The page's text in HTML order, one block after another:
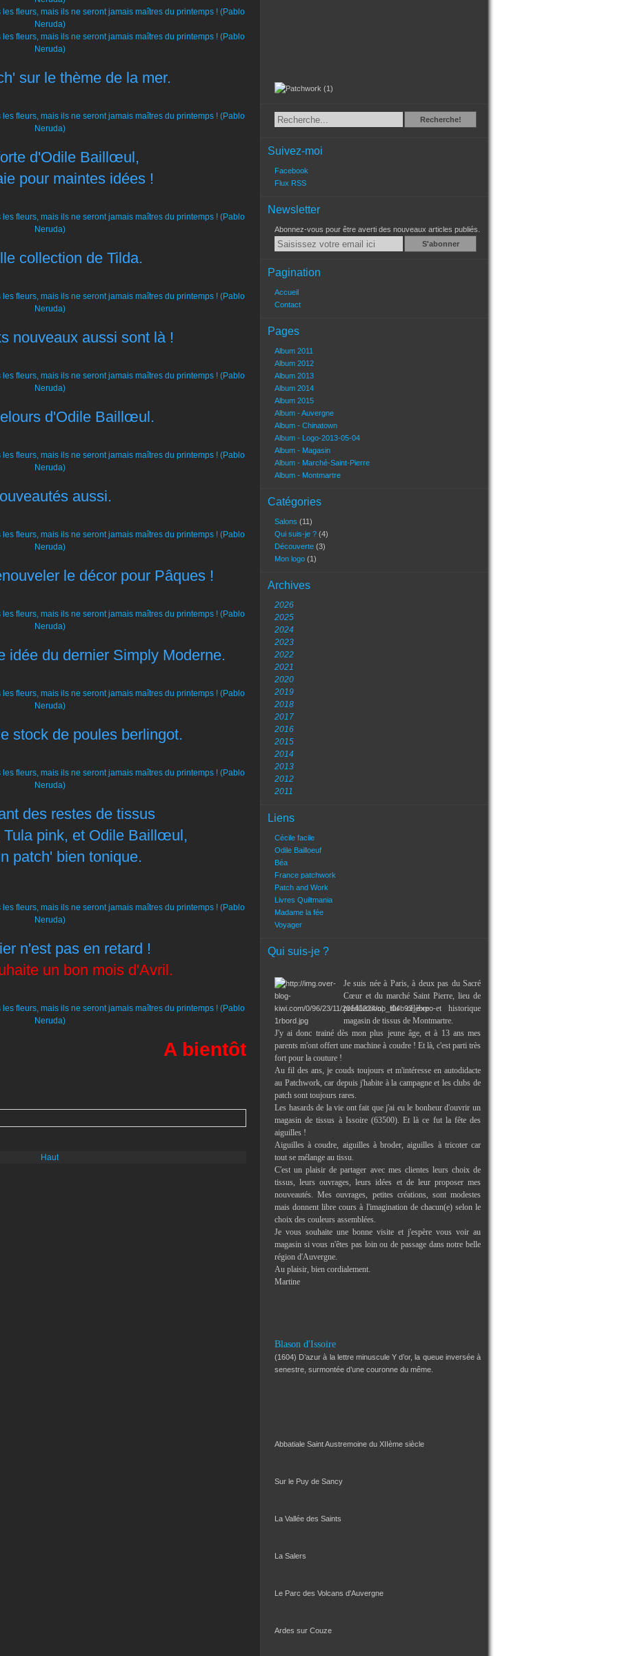
sur le thème de la mer.
d'Odile Baillœul,
pour maintes idées !
collection de Tilda.
nouveaux aussi sont là !
d'Odile Baillœul.
aussi.
le décor pour Pâques !
idée du dernier Simply Moderne.
stock de poules berlingot.
des restes de tissus
Tula pink, et Odile Baillœul,
patch' bien tonique.
n'est pas en retard !
un bon mois d'Avril.
A bientôt
Haut
RechercheRecherche!
Suivez-moi
Facebook
Flux RSS
Newsletter
Abonnez-vous pour être averti des nouveaux articles publiés.
Email
Pagination
Accueil
Contact
Pages
Album 2011
Album 2012
Album 2013
Album 2014
Album 2015
Album - Auvergne
Album - Chinatown
Album - Logo-2013-05-04
Album - Magasin
Album - Marché-Saint-Pierre
Album - Montmartre
Catégories
Salons (11)
Qui suis-je ? (4)
Découverte (3)
Mon logo (1)
Archives
2026
2025
2024
2023
2022
2021
2020
2019
2018
2017
2016
2015
2014
2013
2012
2011
Liens
Cécile facile
Odile Bailloeuf
Béa
France patchwork
Patch and Work
Livres Quiltmania
Madame la fée
Voyager
Qui suis-je ?
Je suis née à Paris, à deux pas du Sacré
Cœur et du marché Saint Pierre, lieu de
prédilection, du célèbre et historique
magasin de tissus de Montmartre.
J'y ai donc trainé dès mon plus jeune âge, et à 13 ans mes
parents m'ont offert une machine à coudre ! Et là, c'est parti très
fort pour la couture !
Au fil des ans, je couds toujours et m'intéresse en autodidacte
au Patchwork, car depuis j'habite à la campagne et les clubs de
patch sont toujours rares.
Les hasards de la vie ont fait que j'ai eu le bonheur d'ouvrir un
magasin de tissus à Issoire (63500). Et là ce fut la fête des
aiguilles !
Aiguilles à coudre, aiguilles à broder, aiguilles à tricoter car
tout se mélange au tissu.
C'est un plaisir de partager avec mes clientes leurs choix de
tissus, leurs ouvrages, leurs idées et de leur proposer mes
nouveautés. Mes ouvrages, petites créations, sont modestes
mais donnent libre cours à l'imagination de chacun(e) selon le
choix des couleurs assemblées.
Je vous souhaite une bonne visite et j'espère vous voir au
magasin si vous n'êtes pas loin ou de passage dans notre belle
région d'Auvergne.
Au plaisir, bien cordialement.
Martine
Blason d'Issoire
(1604) D’azur à la lettre minuscule Y d’or, la queue inversée à
senestre, surmontée d’une couronne du même.
Abbatiale Saint Austremoine du XIIème siècle
Sur le Puy de Sancy
La Vallée des Saints
La Salers
Le Parc des Volcans d'Auvergne
Ardes sur Couze